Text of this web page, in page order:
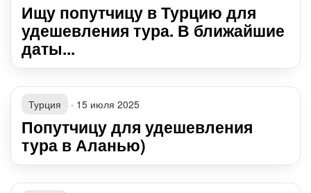
Ищу попутчицу в Турцию для
удешевления тура. В ближайшие
даты...
Турция · 15 июля 2025
Попутчицу для удешевления
тура в Аланью)